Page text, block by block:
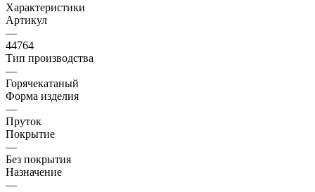
Характеристики
Артикул
—
44764
Тип производства
—
Горячекатаный
Форма изделия
—
Пруток
Покрытие
—
Без покрытия
Назначение
—